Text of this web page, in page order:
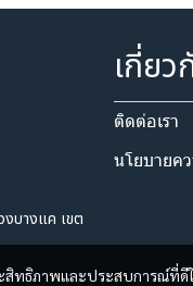
ทธิภาพและประสบการณ์ที่ดี
บางแค เขต
เกี่ยว
ติดต่อเรา
นโยบายค